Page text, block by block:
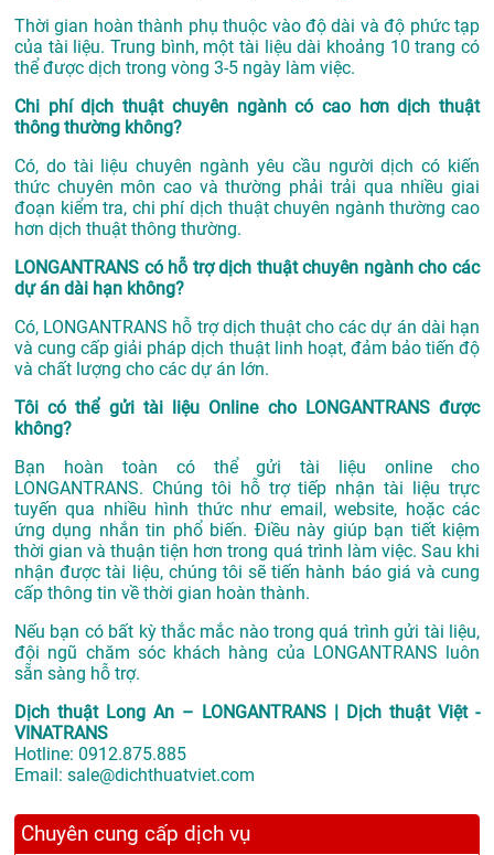
Thời gian hoàn thành phụ thuộc vào độ dài và độ phức tạp
của tài liệu. Trung bình, một tài liệu dài khoảng 10 trang có
thể được dịch trong vòng 3-5 ngày làm việc.
Chi phí dịch thuật chuyên ngành có cao hơn dịch thuật
thông thường không?
Có, do tài liệu chuyên ngành yêu cầu người dịch có kiến
thức chuyên môn cao và thường phải trải qua nhiều giai
đoạn kiểm tra, chi phí dịch thuật chuyên ngành thường cao
hơn dịch thuật thông thường.
LONGANTRANS có hỗ trợ dịch thuật chuyên ngành cho các
dự án dài hạn không?
Có, LONGANTRANS hỗ trợ dịch thuật cho các dự án dài hạn
và cung cấp giải pháp dịch thuật linh hoạt, đảm bảo tiến độ
và chất lượng cho các dự án lớn.
Tôi có thể gửi tài liệu Online cho LONGANTRANS được
không?
Bạn hoàn toàn có thể gửi tài liệu online cho
LONGANTRANS. Chúng tôi hỗ trợ tiếp nhận tài liệu trực
tuyến qua nhiều hình thức như email, website, hoặc các
ứng dụng nhắn tin phổ biến. Điều này giúp bạn tiết kiệm
thời gian và thuận tiện hơn trong quá trình làm việc. Sau khi
nhận được tài liệu, chúng tôi sẽ tiến hành báo giá và cung
cấp thông tin về thời gian hoàn thành.
Nếu bạn có bất kỳ thắc mắc nào trong quá trình gửi tài liệu,
đội ngũ chăm sóc khách hàng của LONGANTRANS luôn
sẵn sàng hỗ trợ.
Dịch thuật Long An – LONGANTRANS | Dịch thuật Việt -
VINATRANS
Hotline: 0912.875.885
Email: sale@dichthuatviet.com
Chuyên cung cấp dịch vụ